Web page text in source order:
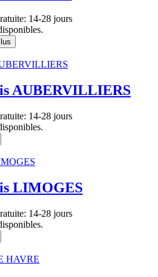
14-28 jours
AUBERVILLIERS
14-28 jours
LIMOGES
14-28 jours